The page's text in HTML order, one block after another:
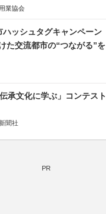
業協会
ハッシュタグキャンペーン
た交流都市の“つながる”を
承文化に学ぶ」コンテスト
聞社
PR